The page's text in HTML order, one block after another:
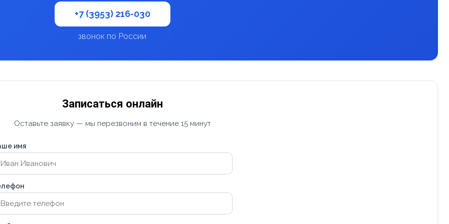
+7 (3953) 216-030
звонок по России
Записаться онлайн
Оставьте заявку — мы перезвоним в течение 15 минут
имя